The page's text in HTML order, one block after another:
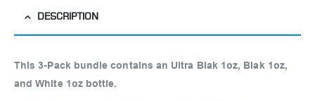
DESCRIPTION
This 3-Pack bundle contains an Ultra Blak 1oz, Blak 1oz,
and White 1oz bottle.